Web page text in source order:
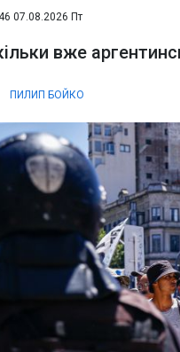
07.08.2026 Пт
вже
ПИЛИП БОЙКО